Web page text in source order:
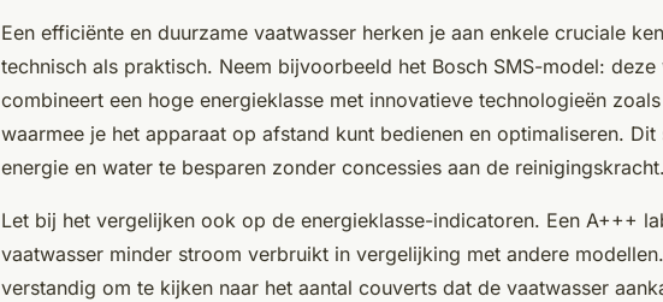
Een efficiënte en duurzame vaatwasser herken je aan enkele cruciale
technisch als praktisch. Neem bijvoorbeeld het Bosch SMS-model: deze
combineert een hoge energieklasse met innovatieve technologieën
waarmee je het apparaat op afstand kunt bedienen en optimaliseren.
energie en water te besparen zonder concessies aan de reinigingskracht.
Let bij het vergelijken ook op de energieklasse-indicatoren. Een A+++
vaatwasser minder stroom verbruikt in vergelijking met andere
verstandig om te kijken naar het aantal couverts dat de vaatwasser